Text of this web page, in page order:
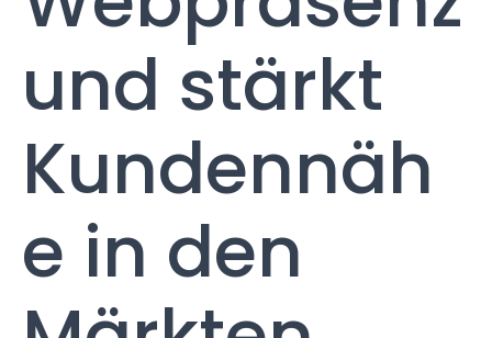
und stärkt
Kundennäh
e in den